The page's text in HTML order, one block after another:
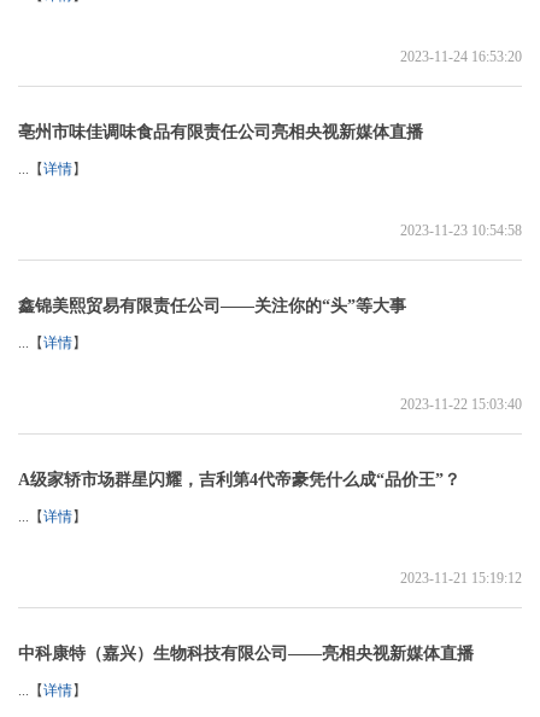
2023-11-24 16:53:20
亳州市味佳调味食品有限责任公司亮相央视新媒体直播
...【详情】
2023-11-23 10:54:58
鑫锦美熙贸易有限责任公司——关注你的“头”等大事
...【详情】
2023-11-22 15:03:40
A级家轿市场群星闪耀，吉利第4代帝豪凭什么成“品价王”？
...【详情】
2023-11-21 15:19:12
中科康特（嘉兴）生物科技有限公司——亮相央视新媒体直播
...【详情】